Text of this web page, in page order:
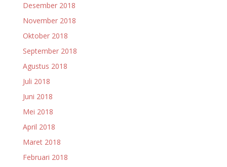
Desember 2018
November 2018
Oktober 2018
September 2018
Agustus 2018
Juli 2018
Juni 2018
Mei 2018
April 2018
Maret 2018
Februari 2018